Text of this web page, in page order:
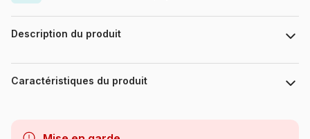
Description du produit
.
Caractéristiques du produit